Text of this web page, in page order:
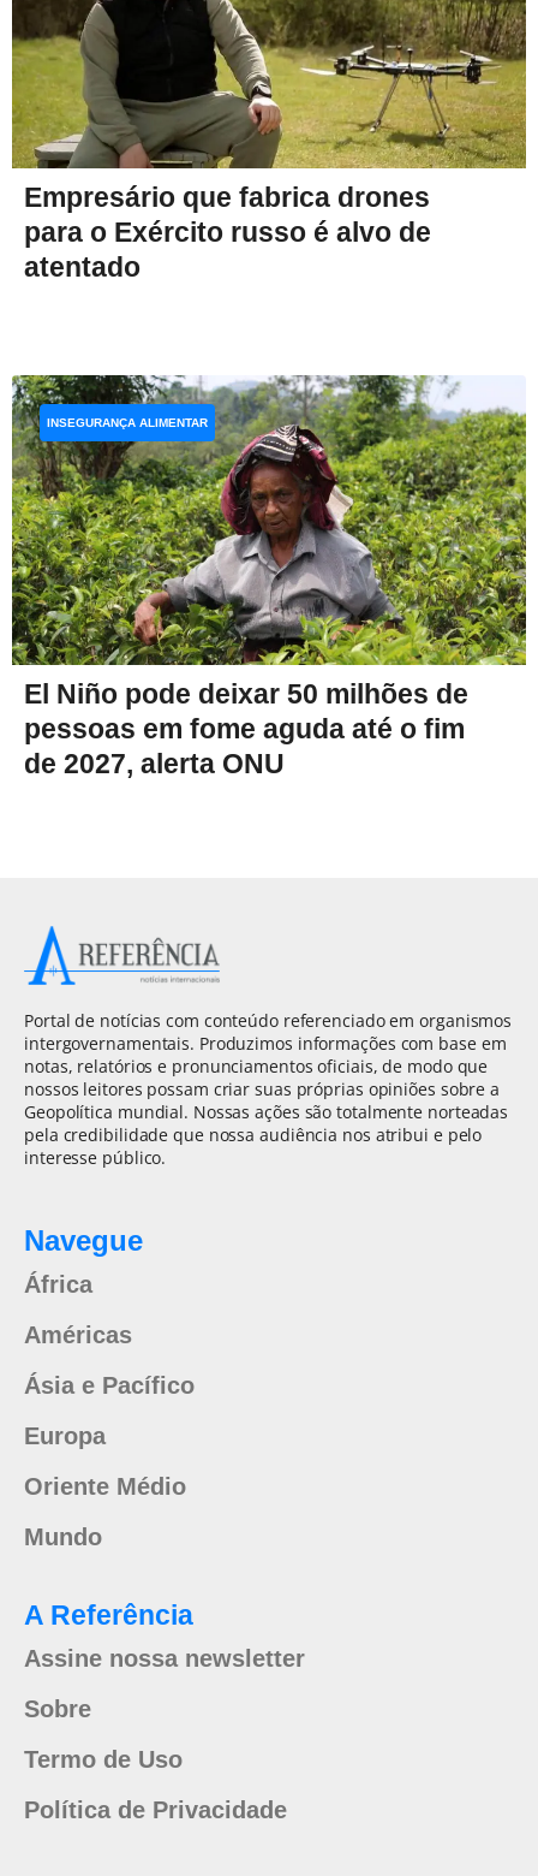
Empresário que fabrica drones
para o Exército russo é alvo de
atentado
El Niño pode deixar 50 milhões de
pessoas em fome aguda até o fim
de 2027, alerta ONU
INSEGURANÇA ALIMENTAR
Portal de notícias com conteúdo referenciado em organismos
intergovernamentais. Produzimos informações com base em
notas, relatórios e pronunciamentos oficiais, de modo que
nossos leitores possam criar suas próprias opiniões sobre a
Geopolítica mundial. Nossas ações são totalmente norteadas
pela credibilidade que nossa audiência nos atribui e pelo
interesse público.
Navegue
África
Américas
Ásia e Pacífico
Europa
Oriente Médio
Mundo
A Referência
Assine nossa newsletter
Sobre
Termo de Uso
Política de Privacidade